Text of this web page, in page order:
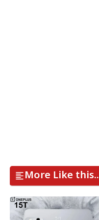
More Like this..